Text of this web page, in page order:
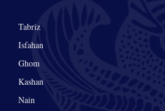
Tabriz
Isfahan
Ghom
Kashan
Nain